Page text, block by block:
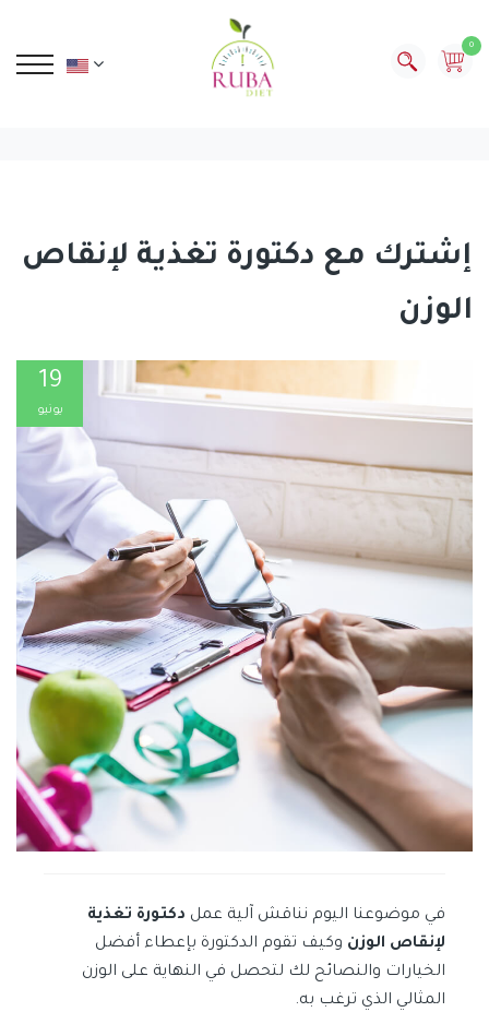
0
إشترك مع دكتورة تغذية لإنقاص
الوزن
19
يونيو
في موضوعنا اليوم نناقش آلية عمل دكتورة تغذية
لإنقاص الوزن وكيف تقوم الدكتورة بإعطاء أفضل
الخيارات والنصائح لك لتحصل في النهاية على الوزن
المثالي الذي ترغب به.